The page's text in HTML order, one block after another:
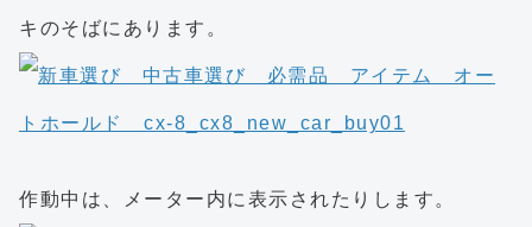
キのそばにあります。
作動中は、メーター内に表示されたりします。